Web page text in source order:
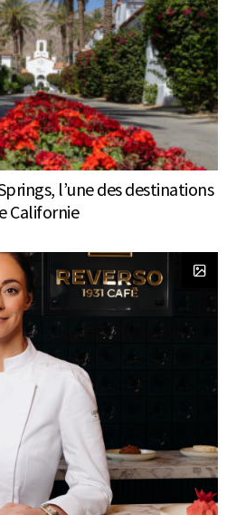
l’une des destinations
Californie